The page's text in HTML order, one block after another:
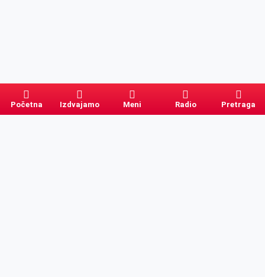
Početna Izdvajamo Meni Radio Pretraga